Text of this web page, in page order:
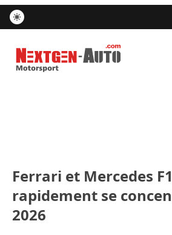
Nextgen-Auto.com
Ferrari et Mercedes
rapidement se
2026